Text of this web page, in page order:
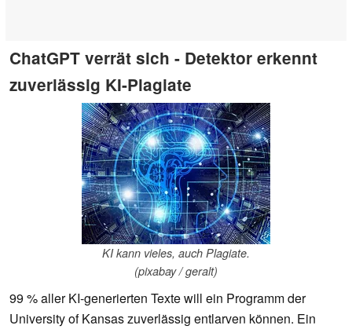
ChatGPT verrät sich - Detektor erkennt
zuverlässig KI-Plagiate
KI kann vieles, auch Plagiate.
(pixabay / geralt)
99 % aller KI-generierten Texte will ein Programm der
University of Kansas zuverlässig entlarven können. Ein